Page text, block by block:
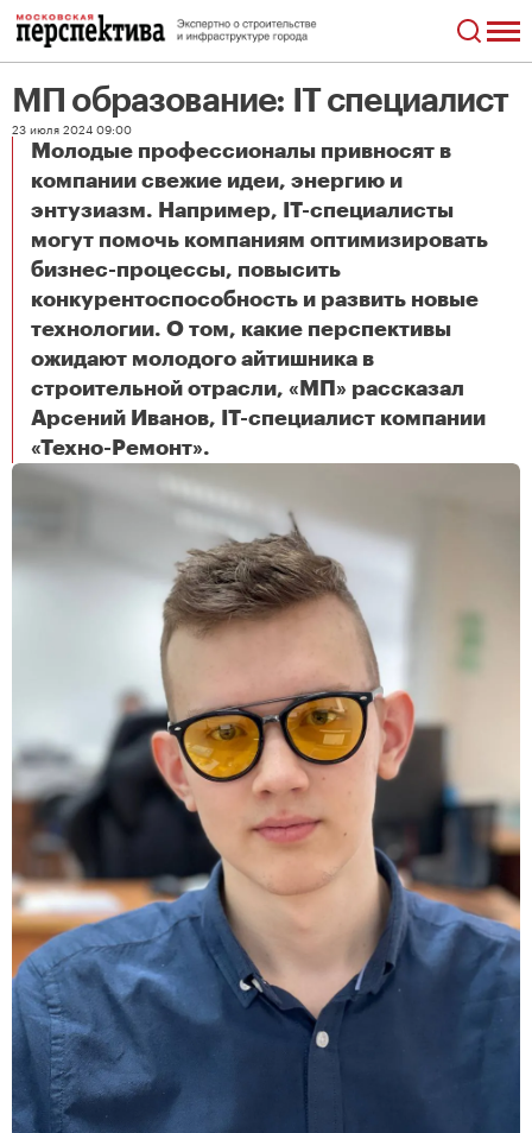
МП образование: IT специалист
23 июля 2024 09:00
Молодые профессионалы привносят в
компании свежие идеи, энергию и
энтузиазм. Например, IT-специалисты
могут помочь компаниям оптимизировать
бизнес-процессы, повысить
конкурентоспособность и развить новые
технологии. О том, какие перспективы
ожидают молодого айтишника в
строительной отрасли, «МП» рассказал
Арсений Иванов, IT-специалист компании
«Техно-Ремонт».
МП образование: IT специалист